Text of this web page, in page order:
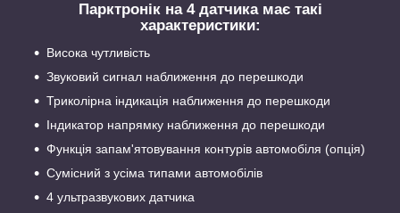
Парктронік на 4 датчика має такі
характеристики:
Висока чутливість
Звуковий сигнал наближення до перешкоди
Триколірна індикація наближення до перешкоди
Індикатор напрямку наближення до перешкоди
Функція запам'ятовування контурів автомобіля (опція)
Сумісний з усіма типами автомобілів
4 ультразвукових датчика